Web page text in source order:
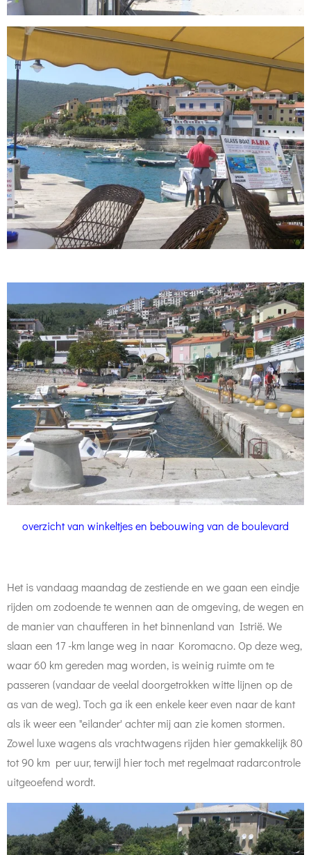
overzicht van winkeltjes en bebouwing van de boulevard
Het is vandaag maandag de zestiende en we gaan een eindje
rijden om zodoende te wennen aan de omgeving, de wegen en
de manier van chaufferen in het binnenland van Istrië. We
slaan een 17 -km lange weg in naar Koromacno. Op deze weg,
waar 60 km gereden mag worden, is weinig ruimte om te
passeren (vandaar de veelal doorgetrokken witte lijnen op de
as van de weg). Toch ga ik een enkele keer even naar de kant
als ik weer een "eilander' achter mij aan zie komen stormen.
Zowel luxe wagens als vrachtwagens rijden hier gemakkelijk 80
tot 90 km per uur, terwijl hier toch met regelmaat radarcontrole
uitgeoefend wordt.